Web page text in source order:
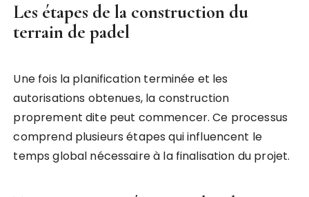
Les étapes de la construction du
terrain de padel
Une fois la planification terminée et les
autorisations obtenues, la construction
proprement dite peut commencer. Ce processus
comprend plusieurs étapes qui influencent le
temps global nécessaire à la finalisation du projet.